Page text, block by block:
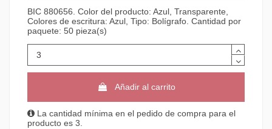
BIC 880656. Color del producto: Azul, Transparente,
Colores de escritura: Azul, Tipo: Bolígrafo. Cantidad por
paquete: 50 pieza(s)
Añadir al carrito
La cantidad mínima en el pedido de compra para el
producto es 3.